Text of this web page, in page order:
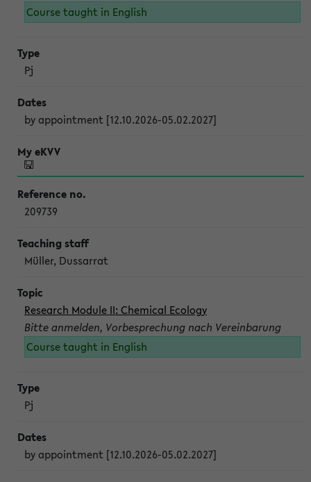
Course taught in English
Pj
by appointment [12.10.2026-05.02.2027]
209739
Müller, Dussarrat
Research Module II: Chemical Ecology
Bitte anmelden, Vorbesprechung nach Vereinbarung
Course taught in English
Pj
by appointment [12.10.2026-05.02.2027]